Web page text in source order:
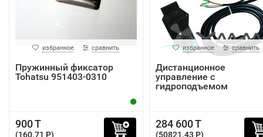
избранное сравнить
Пружинный фиксатор
Tohatsu 951403-0310
900 T
(160.71 P)
избранное сравнить
Дистанционное
управление с
гидроподъемом
284 600 T
(50821.43 P)